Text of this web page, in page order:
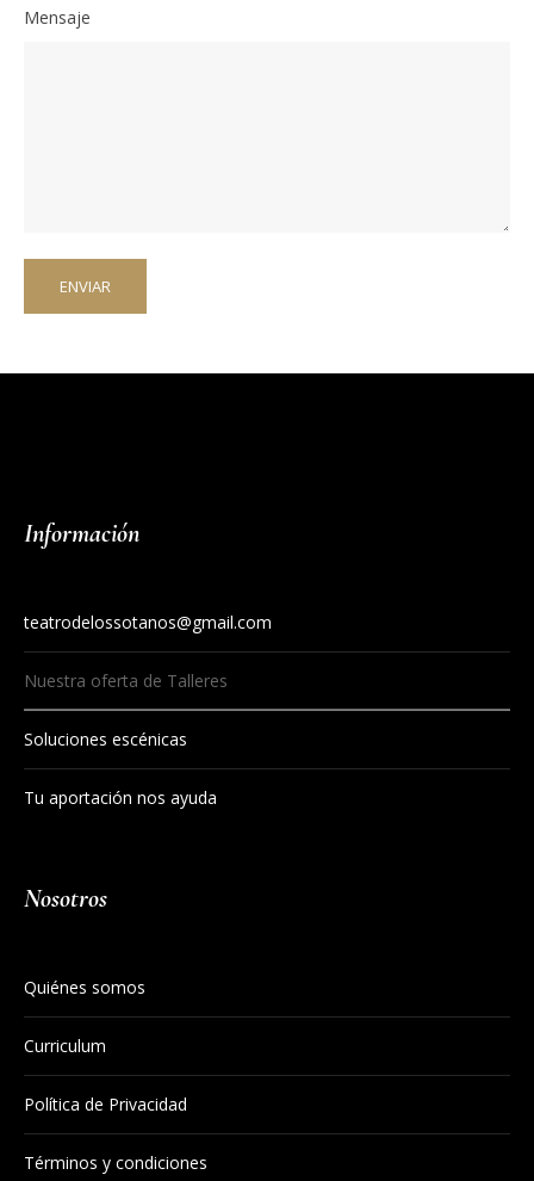
Mensaje
Información
teatrodelossotanos@gmail.com
Nuestra oferta de Talleres
Soluciones escénicas
Tu aportación nos ayuda
Nosotros
Quiénes somos
Curriculum
Política de Privacidad
Términos y condiciones